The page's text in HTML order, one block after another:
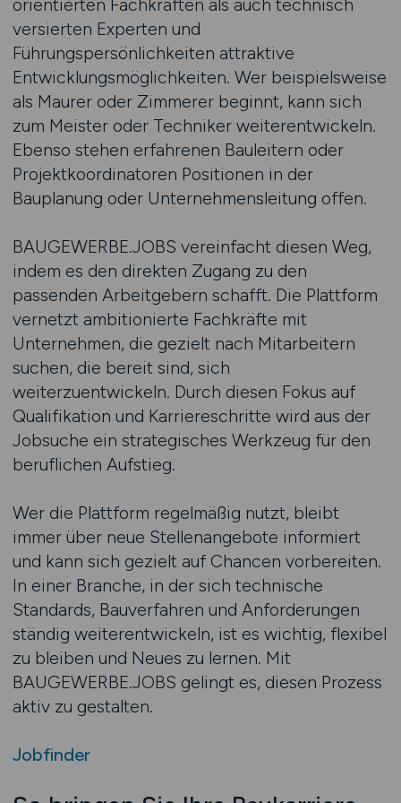
orientierten Fachkräften als auch technisch
versierten Experten und
Führungspersönlichkeiten attraktive
Entwicklungsmöglichkeiten. Wer beispielsweise
als Maurer oder Zimmerer beginnt, kann sich
zum Meister oder Techniker weiterentwickeln.
Ebenso stehen erfahrenen Bauleitern oder
Projektkoordinatoren Positionen in der
Bauplanung oder Unternehmensleitung offen.
BAUGEWERBE.JOBS vereinfacht diesen Weg,
indem es den direkten Zugang zu den
passenden Arbeitgebern schafft. Die Plattform
vernetzt ambitionierte Fachkräfte mit
Unternehmen, die gezielt nach Mitarbeitern
suchen, die bereit sind, sich
weiterzuentwickeln. Durch diesen Fokus auf
Qualifikation und Karriereschritte wird aus der
Jobsuche ein strategisches Werkzeug für den
beruflichen Aufstieg.
Wer die Plattform regelmäßig nutzt, bleibt
immer über neue Stellenangebote informiert
und kann sich gezielt auf Chancen vorbereiten.
In einer Branche, in der sich technische
Standards, Bauverfahren und Anforderungen
ständig weiterentwickeln, ist es wichtig, flexibel
zu bleiben und Neues zu lernen. Mit
BAUGEWERBE.JOBS gelingt es, diesen Prozess
aktiv zu gestalten.
Jobfinder